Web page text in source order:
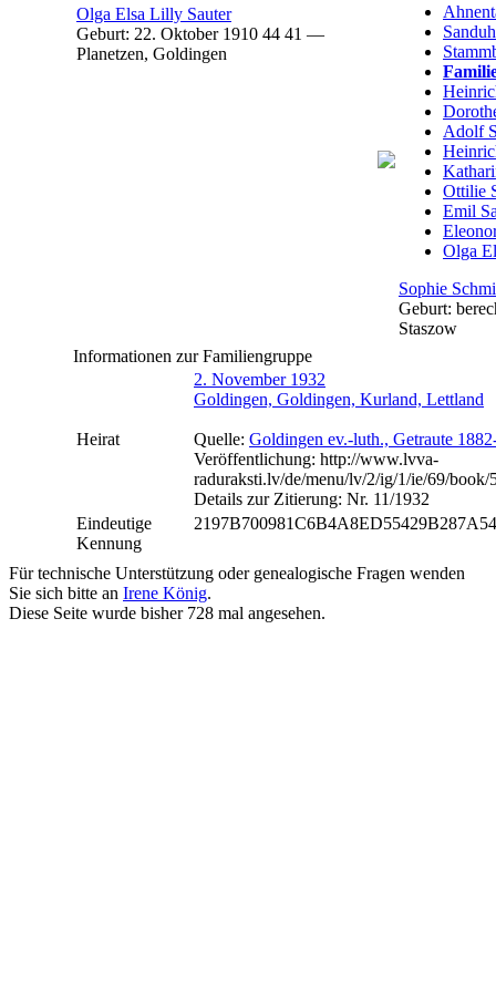
Olga Elsa Lilly Sauter
Geburt: 22. Oktober 1910 44 41 —
Planetzen, Goldingen
Adolf
Ottilie
Emil
Olga
Sophie
Geburt:
Staszow
Informationen zur Familiengruppe
Heirat
2. November 1932
Goldingen, Goldingen, Kurland, Lettland
Quelle: Goldingen ev.-luth., Getraute
Veröffentlichung: http://www.lvva-
raduraksti.lv/de/menu/lv/2/ig/1/ie/69/book/
Details zur Zitierung: Nr. 11/1932
Eindeutige
Kennung
Für technische Unterstützung oder genealogische Fragen wenden
Sie sich bitte an Irene König.
Diese Seite wurde bisher 728 mal angesehen.